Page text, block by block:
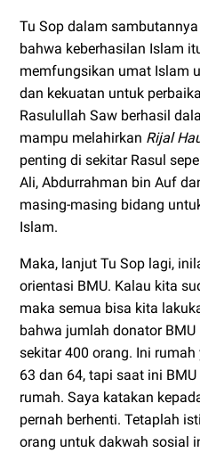
Tu Sop dalam
bahwa keberhasilan Islam
memfungsikan umat Islam
dan kekuatan untuk
Rasulullah Saw berhasil
mampu melahirkan Rijal
penting di sekitar Rasul
Ali, Abdurrahman bin Auf
masing-masing bidang
Islam.
Maka, lanjut Tu Sop lagi,
orientasi BMU. Kalau kita
maka semua bisa kita
bahwa jumlah donator
sekitar 400 orang. Ini
63 dan 64, tapi saat ini
rumah. Saya katakan
pernah berhenti. Tetaplah
orang untuk dakwah sosial